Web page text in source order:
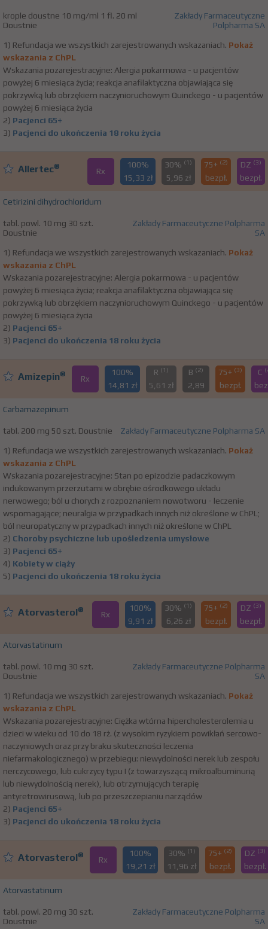
krople doustne 10 mg/ml 1 fl. 20 ml
Doustnie
Zakłady Farmaceutyczne
Polpharma SA
1) Refundacja we wszystkich zarejestrowanych wskazaniach. Pokaż
wskazania z ChPL
Wskazania pozarejestracyjne: Alergia pokarmowa - u pacjentów
powyżej 6 miesiąca życia; reakcja anafilaktyczna objawiająca się
pokrzywką lub obrzękiem naczynioruchowym Quinckego - u pacjentów
powyżej 6 miesiąca życia
2) Pacjenci 65+
3) Pacjenci do ukończenia 18 roku życia
Allertec® Rx
100%
15,33 zł
30% (1)
5,96 zł
75+ (2)
bezpł.
DZ (3)
bezpł.
Cetirizini dihydrochloridum
tabl. powl. 10 mg 30 szt.
Doustnie
Zakłady Farmaceutyczne Polpharma
SA
1) Refundacja we wszystkich zarejestrowanych wskazaniach. Pokaż
wskazania z ChPL
Wskazania pozarejestracyjne: Alergia pokarmowa - u pacjentów
powyżej 6 miesiąca życia; reakcja anafilaktyczna objawiająca się
pokrzywką lub obrzękiem naczynioruchowym Quinckego - u pacjentów
powyżej 6 miesiąca życia
2) Pacjenci 65+
3) Pacjenci do ukończenia 18 roku życia
Amizepin® Rx
100%
14,81 zł
R (1)
5,61 zł
B (2)
2,89
75+ (3)
bezpł.
C
Carbamazepinum
tabl. 200 mg 50 szt. Doustnie Zakłady Farmaceutyczne Polpharma SA
1) Refundacja we wszystkich zarejestrowanych wskazaniach. Pokaż
wskazania z ChPL
Wskazania pozarejestracyjne: Stan po epizodzie padaczkowym
indukowanym przerzutami w obrębie ośrodkowego układu
nerwowego; ból u chorych z rozpoznaniem nowotworu - leczenie
wspomagające; neuralgia w przypadkach innych niż określone w ChPL;
ból neuropatyczny w przypadkach innych niż określone w ChPL
2) Choroby psychiczne lub upośledzenia umysłowe
3) Pacjenci 65+
4) Kobiety w ciąży
5) Pacjenci do ukończenia 18 roku życia
Atorvasterol® Rx
100%
9,91 zł
30% (1)
6,26 zł
75+ (2)
bezpł.
DZ (3)
bezpł.
Atorvastatinum
tabl. powl. 10 mg 30 szt.
Doustnie
Zakłady Farmaceutyczne Polpharma
SA
1) Refundacja we wszystkich zarejestrowanych wskazaniach. Pokaż
wskazania z ChPL
Wskazania pozarejestracyjne: Ciężka wtórna hipercholesterolemia u
dzieci w wieku od 10 do 18 rż. (z wysokim ryzykiem powikłań sercowo-
naczyniowych oraz przy braku skuteczności leczenia
niefarmakologicznego) w przebiegu: niewydolności nerek lub zespołu
nerczycowego, lub cukrzycy typu I (z towarzyszącą mikroalbuminurią
lub niewydolnością nerek), lub otrzymujących terapię
antyretrowirusową, lub po przeszczepianiu narządów
2) Pacjenci 65+
3) Pacjenci do ukończenia 18 roku życia
Atorvasterol® Rx
100%
19,21 zł
30% (1)
11,96 zł
75+ (2)
bezpł.
DZ (3)
bezpł.
Atorvastatinum
tabl. powl. 20 mg 30 szt.
Doustnie
Zakłady Farmaceutyczne Polpharma
SA